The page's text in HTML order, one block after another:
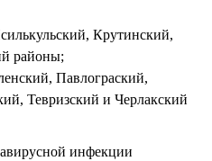
Крутинский,
районы;
Павлограский,
Тевризский и Черлакский
инфекции